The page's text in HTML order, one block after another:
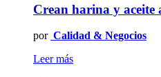
Crean harina y aceite
por Calidad & Negocios
Leer más